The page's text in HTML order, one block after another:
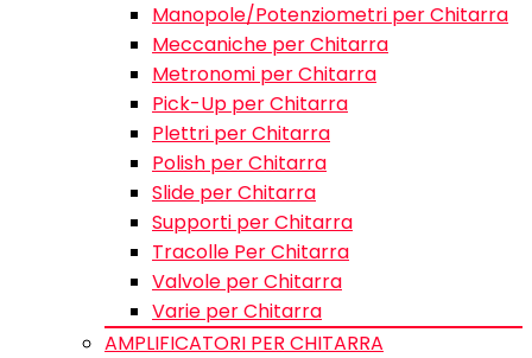
Manopole/Potenziometri per Chitarra
Meccaniche per Chitarra
Metronomi per Chitarra
Pick-Up per Chitarra
Plettri per Chitarra
Polish per Chitarra
Slide per Chitarra
Supporti per Chitarra
Tracolle Per Chitarra
Valvole per Chitarra
Varie per Chitarra
AMPLIFICATORI PER CHITARRA